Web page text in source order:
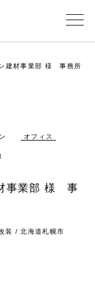
建材事業部 様 事務所
オフィス
事業部 様 事
装 / 北海道札幌市